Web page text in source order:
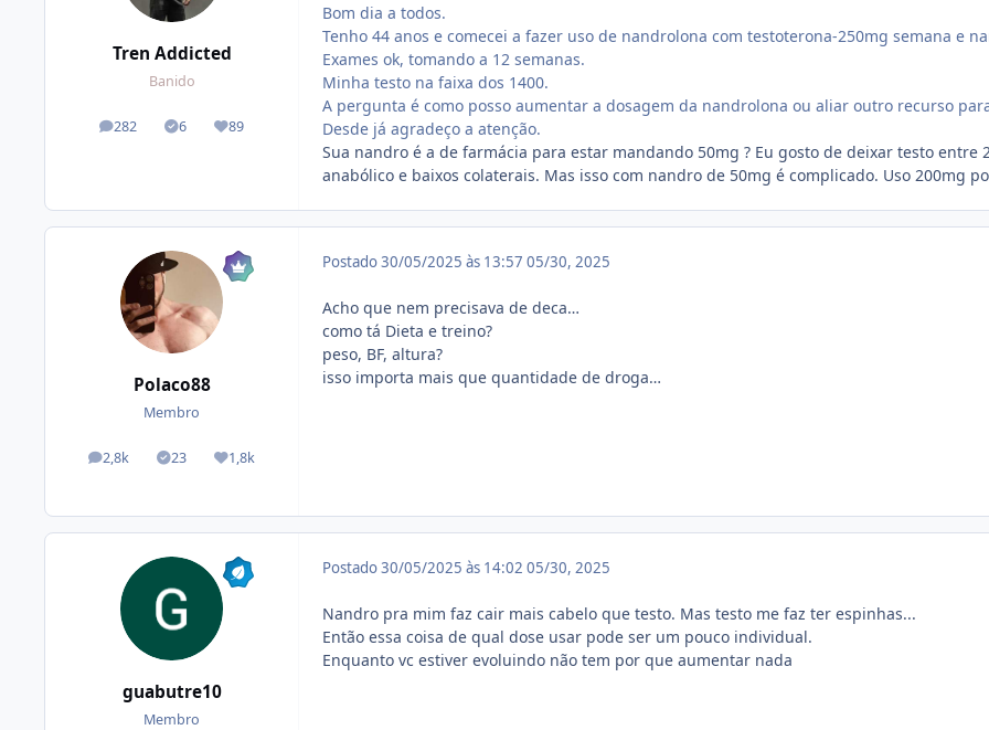
Tren Addicted
Banido
282
posts 6
Tópicos solucionados
89
Reputação
Bom dia a todos.
Tenho 44 anos e comecei a fazer uso de nandrolona com testoterona-250mg semana e
Exames ok, tomando a 12 semanas.
Minha testo na faixa dos 1400.
A pergunta é como posso aumentar a dosagem da nandrolona ou aliar outro recurso
Desde já agradeço a atenção.
Sua nandro é a de farmácia para estar mandando 50mg ? Eu gosto de deixar testo
anabólico e baixos colaterais. Mas isso com nandro de 50mg é complicado. Uso 200mg
Polaco88
Membro
2,8k
posts 23
Tópicos solucionados
1,8k
Reputação
Postado30/05/2025 às 13:57 05/30, 2025
Acho que nem precisava de deca…
como tá Dieta e treino?
peso, BF, altura?
isso importa mais que quantidade de droga…
guabutre10
Membro
Postado30/05/2025 às 14:02 05/30, 2025
Nandro pra mim faz cair mais cabelo que testo. Mas testo me faz ter espinhas...
Então essa coisa de qual dose usar pode ser um pouco individual.
Enquanto vc estiver evoluindo não tem por que aumentar nada